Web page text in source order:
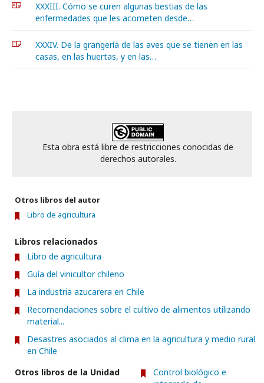
XXXIII. Cómo se curen algunas bestias de las
enfermedades que les acometen desde…
XXXIV. De la grangería de las aves que se tienen en las
casas, en las huertas, y en las…
Esta obra está libre de restricciones conocidas de
derechos autorales.
Otros libros del autor
Libro de agricultura
Libros relacionados
Libro de agricultura
Guía del vinicultor chileno
La industria azucarera en Chile
Recomendaciones sobre el cultivo de alimentos utilizando
material...
Desastres asociados al clima en la agricultura y medio rural
en Chile
Otros libros de la Unidad
Control biológico e